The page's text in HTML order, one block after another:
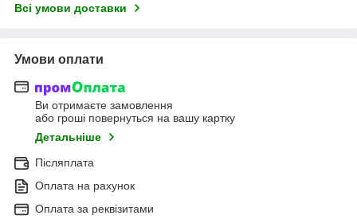
Всі умови доставки
Умови оплати
Ви отримаєте замовлення
або гроші повернуться на вашу картку
Детальніше
Післяплата
Оплата на рахунок
Оплата за реквізитами